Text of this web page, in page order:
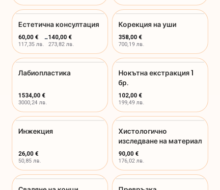
Естетична консултация
60,00 €
117,35 лв.
-140,00 €
273,82 лв.
Корекция на уши
358,00 €
700,19 лв.
Лабиопластика
1534,00 €
3000,24 лв.
Нокътна екстракция 1
бр.
102,00 €
199,49 лв.
Инжекция
26,00 €
50,85 лв.
Хистологично
изследване на материал
90,00 €
176,02 лв.